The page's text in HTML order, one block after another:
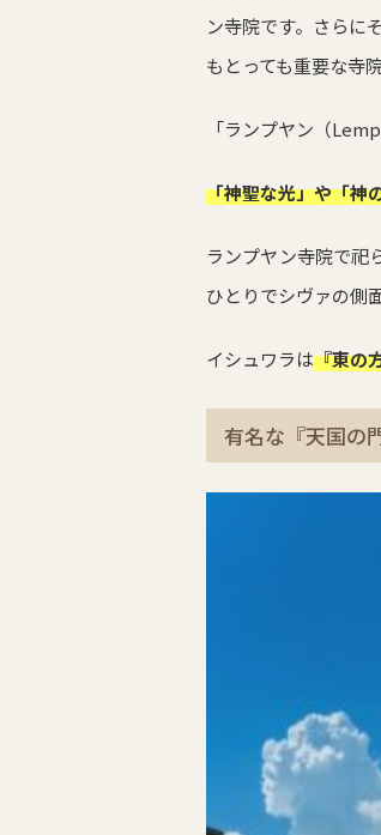
ン寺院です。さらに
もとっても重要な寺院
「ランプヤン（
「神聖な光」や「神
ランプヤン寺院で祀
ひとりでシヴァの側
イシュワラは『東の
有名な『天国の